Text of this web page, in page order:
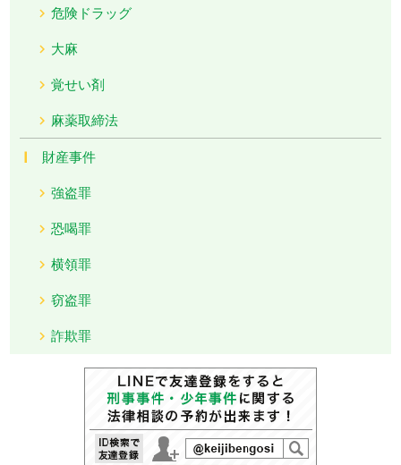
危険ドラッグ
大麻
覚せい剤
麻薬取締法
財産事件
強盗罪
恐喝罪
横領罪
窃盗罪
詐欺罪